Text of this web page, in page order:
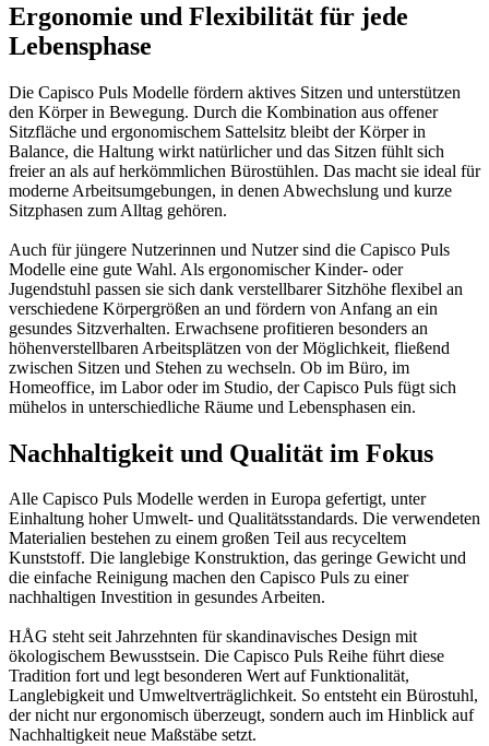
Ergonomie und Flexibilität für jede
Lebensphase
Die Capisco Puls Modelle fördern aktives Sitzen und unterstützen
den Körper in Bewegung. Durch die Kombination aus offener
Sitzfläche und ergonomischem Sattelsitz bleibt der Körper in
Balance, die Haltung wirkt natürlicher und das Sitzen fühlt sich
freier an als auf herkömmlichen Bürostühlen. Das macht sie ideal für
moderne Arbeitsumgebungen, in denen Abwechslung und kurze
Sitzphasen zum Alltag gehören.
Auch für jüngere Nutzerinnen und Nutzer sind die Capisco Puls
Modelle eine gute Wahl. Als ergonomischer Kinder- oder
Jugendstuhl passen sie sich dank verstellbarer Sitzhöhe flexibel an
verschiedene Körpergrößen an und fördern von Anfang an ein
gesundes Sitzverhalten. Erwachsene profitieren besonders an
höhenverstellbaren Arbeitsplätzen von der Möglichkeit, fließend
zwischen Sitzen und Stehen zu wechseln. Ob im Büro, im
Homeoffice, im Labor oder im Studio, der Capisco Puls fügt sich
mühelos in unterschiedliche Räume und Lebensphasen ein.
Nachhaltigkeit und Qualität im Fokus
Alle Capisco Puls Modelle werden in Europa gefertigt, unter
Einhaltung hoher Umwelt- und Qualitätsstandards. Die verwendeten
Materialien bestehen zu einem großen Teil aus recyceltem
Kunststoff. Die langlebige Konstruktion, das geringe Gewicht und
die einfache Reinigung machen den Capisco Puls zu einer
nachhaltigen Investition in gesundes Arbeiten.
HÅG steht seit Jahrzehnten für skandinavisches Design mit
ökologischem Bewusstsein. Die Capisco Puls Reihe führt diese
Tradition fort und legt besonderen Wert auf Funktionalität,
Langlebigkeit und Umweltverträglichkeit. So entsteht ein Bürostuhl,
der nicht nur ergonomisch überzeugt, sondern auch im Hinblick auf
Nachhaltigkeit neue Maßstäbe setzt.